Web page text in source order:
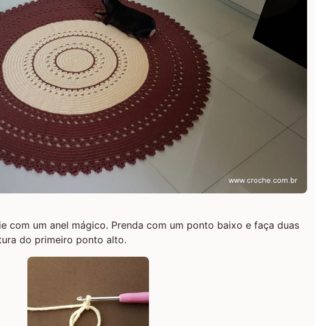
com um anel mágico. Prenda com um ponto baixo e faça duas
do primeiro ponto alto.